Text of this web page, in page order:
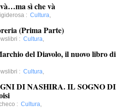
sì che và
: Cultura,
(Prima Parte)
: Cultura,
del Diavolo, il nuovo libro di
: Cultura,
DI NASHIRA. IL SOGNO DI
: Cultura,